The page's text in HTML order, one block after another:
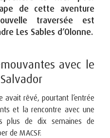
de cette aventure
traversée est
Les Sables d’Olonne.
avec le
avait rêvé, pourtant l’entrée
et la rencontre avec une
plus de dix semaines de
de MACSF.